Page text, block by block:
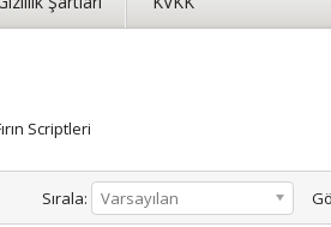
Scriptleri
Sırala: Varsayılan